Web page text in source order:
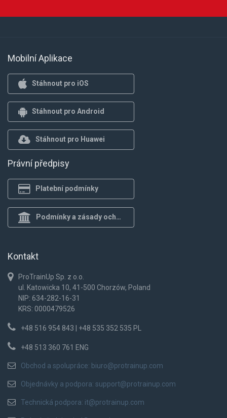
Mobilní Aplikace
Stáhnout pro iOS
Stáhnout pro Android
Stáhnout pro Huawei
Právní předpisy
Platební podmínky
Podmínky a zásady ochrany osob.
Kontakt
ProTrainUp Sp. z o.o.
ul. Katowicka 10, 41-500 Chorzów, Poland
NIP: 634-282-16-31
KRS: 0000479526
+48 516 954 843 | +48 535 352 535 PL
+48 513 360 761 ENG
Obchod a spolupráce: biuro@protrainup.com
Objednávky a podpora: support@protrainup.com
Technická podpora: it@protrainup.com